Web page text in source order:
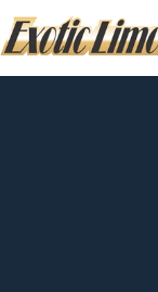
to
content